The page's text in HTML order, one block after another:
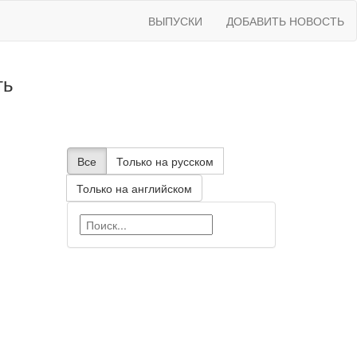
ВЫПУСКИ ДОБАВИТЬ НОВОСТЬ
Все
Только на русском
Только на английском